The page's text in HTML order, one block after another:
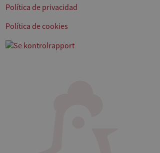
Política de privacidad
Política de cookies